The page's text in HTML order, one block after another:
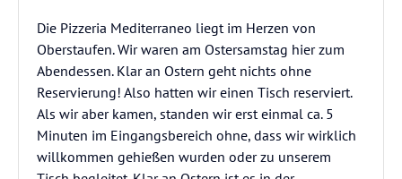
Die Pizzeria Mediterraneo liegt im Herzen von
Oberstaufen. Wir waren am Ostersamstag hier zum
Abendessen. Klar an Ostern geht nichts ohne
Reservierung! Also hatten wir einen Tisch reserviert.
Als wir aber kamen, standen wir erst einmal ca. 5
Minuten im Eingangsbereich ohne, dass wir wirklich
willkommen gehießen wurden oder zu unserem